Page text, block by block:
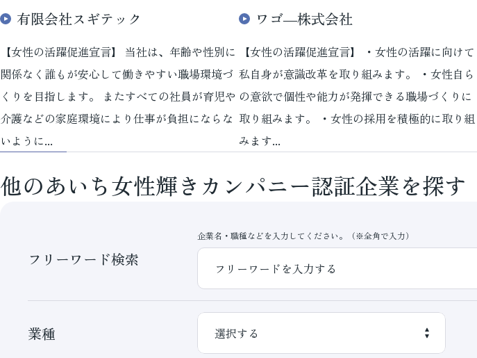
有限会社スギテック
【女性の活躍促進宣言】 当社は、年齢や性別に
関係なく誰もが安心して働きやすい職場環境づ
くりを目指します。 またすべての社員が育児や
介護などの家庭環境により仕事が負担にならな
いように...
ワゴ―株式会社
【女性の活躍促進宣言】 ・女性の活躍に向けて
私自身が意識改革を取り組みます。 ・女性自ら
の意欲で個性や能力が発揮できる職場づくりに
取り組みます。 ・女性の採用を積極的に取り組
みます...
他のあいち女性輝きカンパニー認証企業を探す
フリーワード検索
企業名・職種などを入力してください。（※全角で入力）
業種